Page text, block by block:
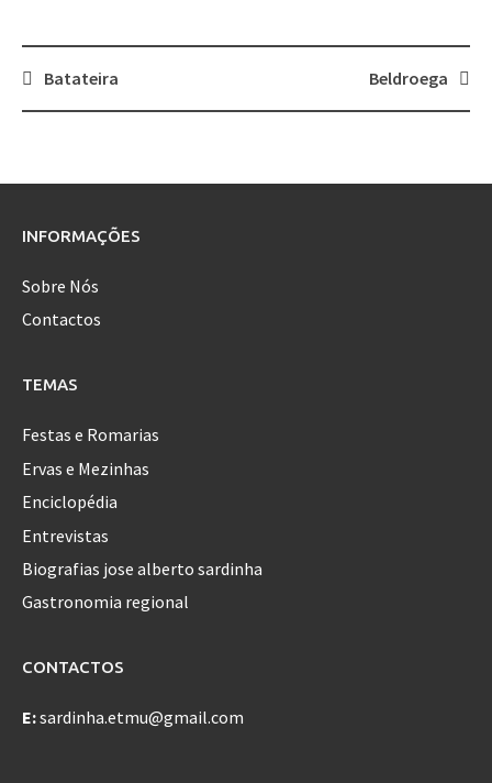
Post
Batateira Beldroega
INFORMAÇÕES
Sobre Nós
Contactos
TEMAS
Festas e Romarias
Ervas e Mezinhas
Enciclopédia
Entrevistas
Biografias jose alberto sardinha
Gastronomia regional
CONTACTOS
E:sardinha.etmu@gmail.com